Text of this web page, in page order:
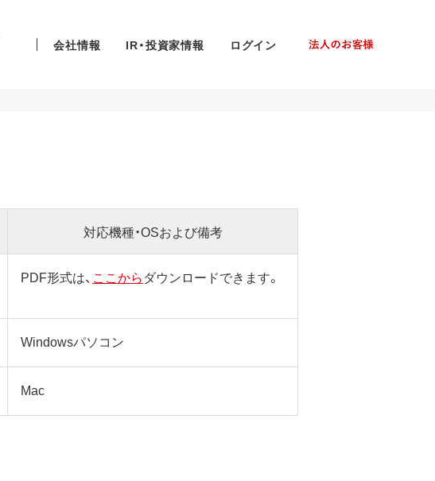
会社情報 IR・投資家情報 ログイン
対応機種・OSおよび備考
PDF形式は、 ここからダウンロードできます。
Windowsパソコン
Mac